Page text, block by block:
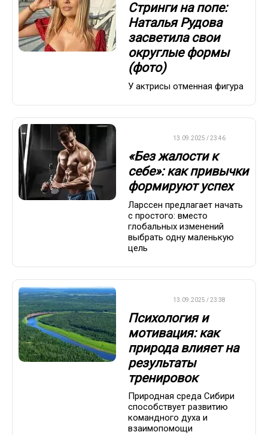
Стринги на попе:
Наталья Рудова
засветила свои
округлые формы
(фото)
У актрисы отменная фигура
13.09.2025 / 23:46
«Без жалости к
себе»: как привычки
формируют успех
Ларссен предлагает начать
с простого: вместо
глобальных изменений
выбрать одну маленькую
цель
13.09.2025 / 23:38
Психология и
мотивация: как
природа влияет на
результаты
тренировок
Природная среда Сибири
способствует развитию
командного духа и
взаимопомощи